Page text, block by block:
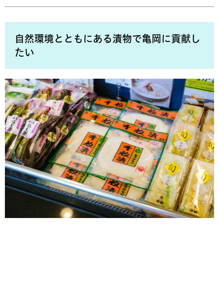
自然環境とともにある漬物で亀岡に貢献し
たい